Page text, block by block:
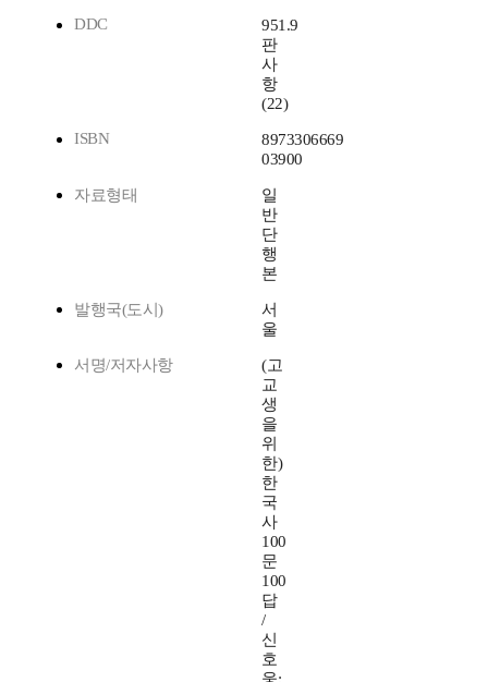
DDC
951.9
판
사
항
(22)
ISBN
8973306669
03900
자료형태
일
반
단
행
본
발행국(도시)
서
울
서명/저자사항
(고
교
생
을
위
한)
한
국
사
100
문
100
답
/
신
호